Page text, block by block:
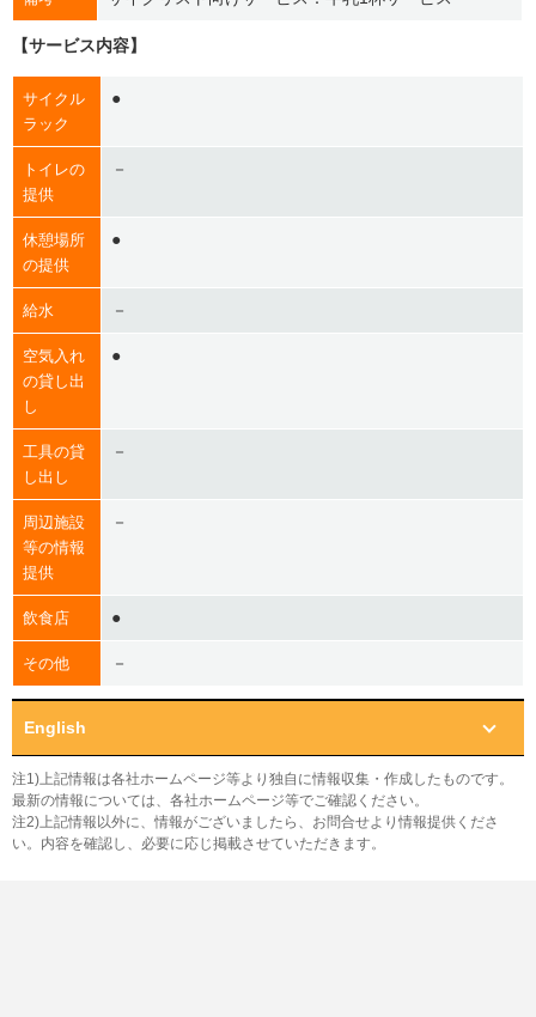
【サービス内容】
サイクル
ラック
●
トイレの
提供
－
休憩場所
の提供
●
給水 －
空気入れ
の貸し出
し
●
工具の貸
し出し
－
周辺施設
等の情報
提供
－
飲食店 ●
その他 －
English
注1)上記情報は各社ホームページ等より独自に情報収集・作成したものです。
最新の情報については、各社ホームページ等でご確認ください。
注2)上記情報以外に、情報がございましたら、お問合せより情報提供くださ
い。内容を確認し、必要に応じ掲載させていただきます。